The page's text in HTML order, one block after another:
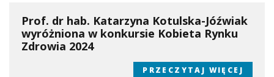
Prof. dr hab. Katarzyna Kotulska-Jóźwiak
wyróżniona w konkursie Kobieta Rynku
Zdrowia 2024
PRZECZYTAJ WIĘCEJ